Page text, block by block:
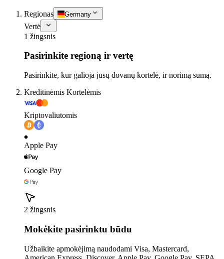
Regionas Germany
Vertė
1 žingsnis
Pasirinkite regioną ir vertę
Pasirinkite, kur galioja jūsų dovanų kortelė, ir norimą sumą.
Kreditinėmis Kortelėmis
Kriptovaliutomis
Apple Pay
Google Pay
2 žingsnis
Mokėkite pasirinktu būdu
Užbaikite apmokėjimą naudodami Visa, Mastercard,